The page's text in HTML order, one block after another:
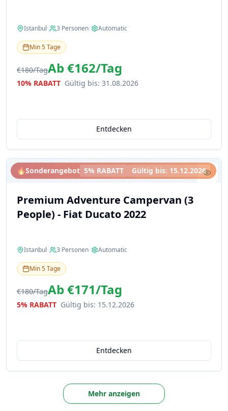
Istanbul• 3 Personen• Automatic
Min5Tage
€180/TagAb €162/Tag
10% RABATT Gültig bis: 31.08.2026
Entdecken
🔥Sonderangebot 5% RABATT Gültig bis: 15.12.2026
Premium Adventure Campervan (3
People) - Fiat Ducato 2022
Istanbul• 3 Personen• Automatic
Min5Tage
€180/TagAb €171/Tag
5% RABATT Gültig bis: 15.12.2026
Entdecken
Mehr anzeigen